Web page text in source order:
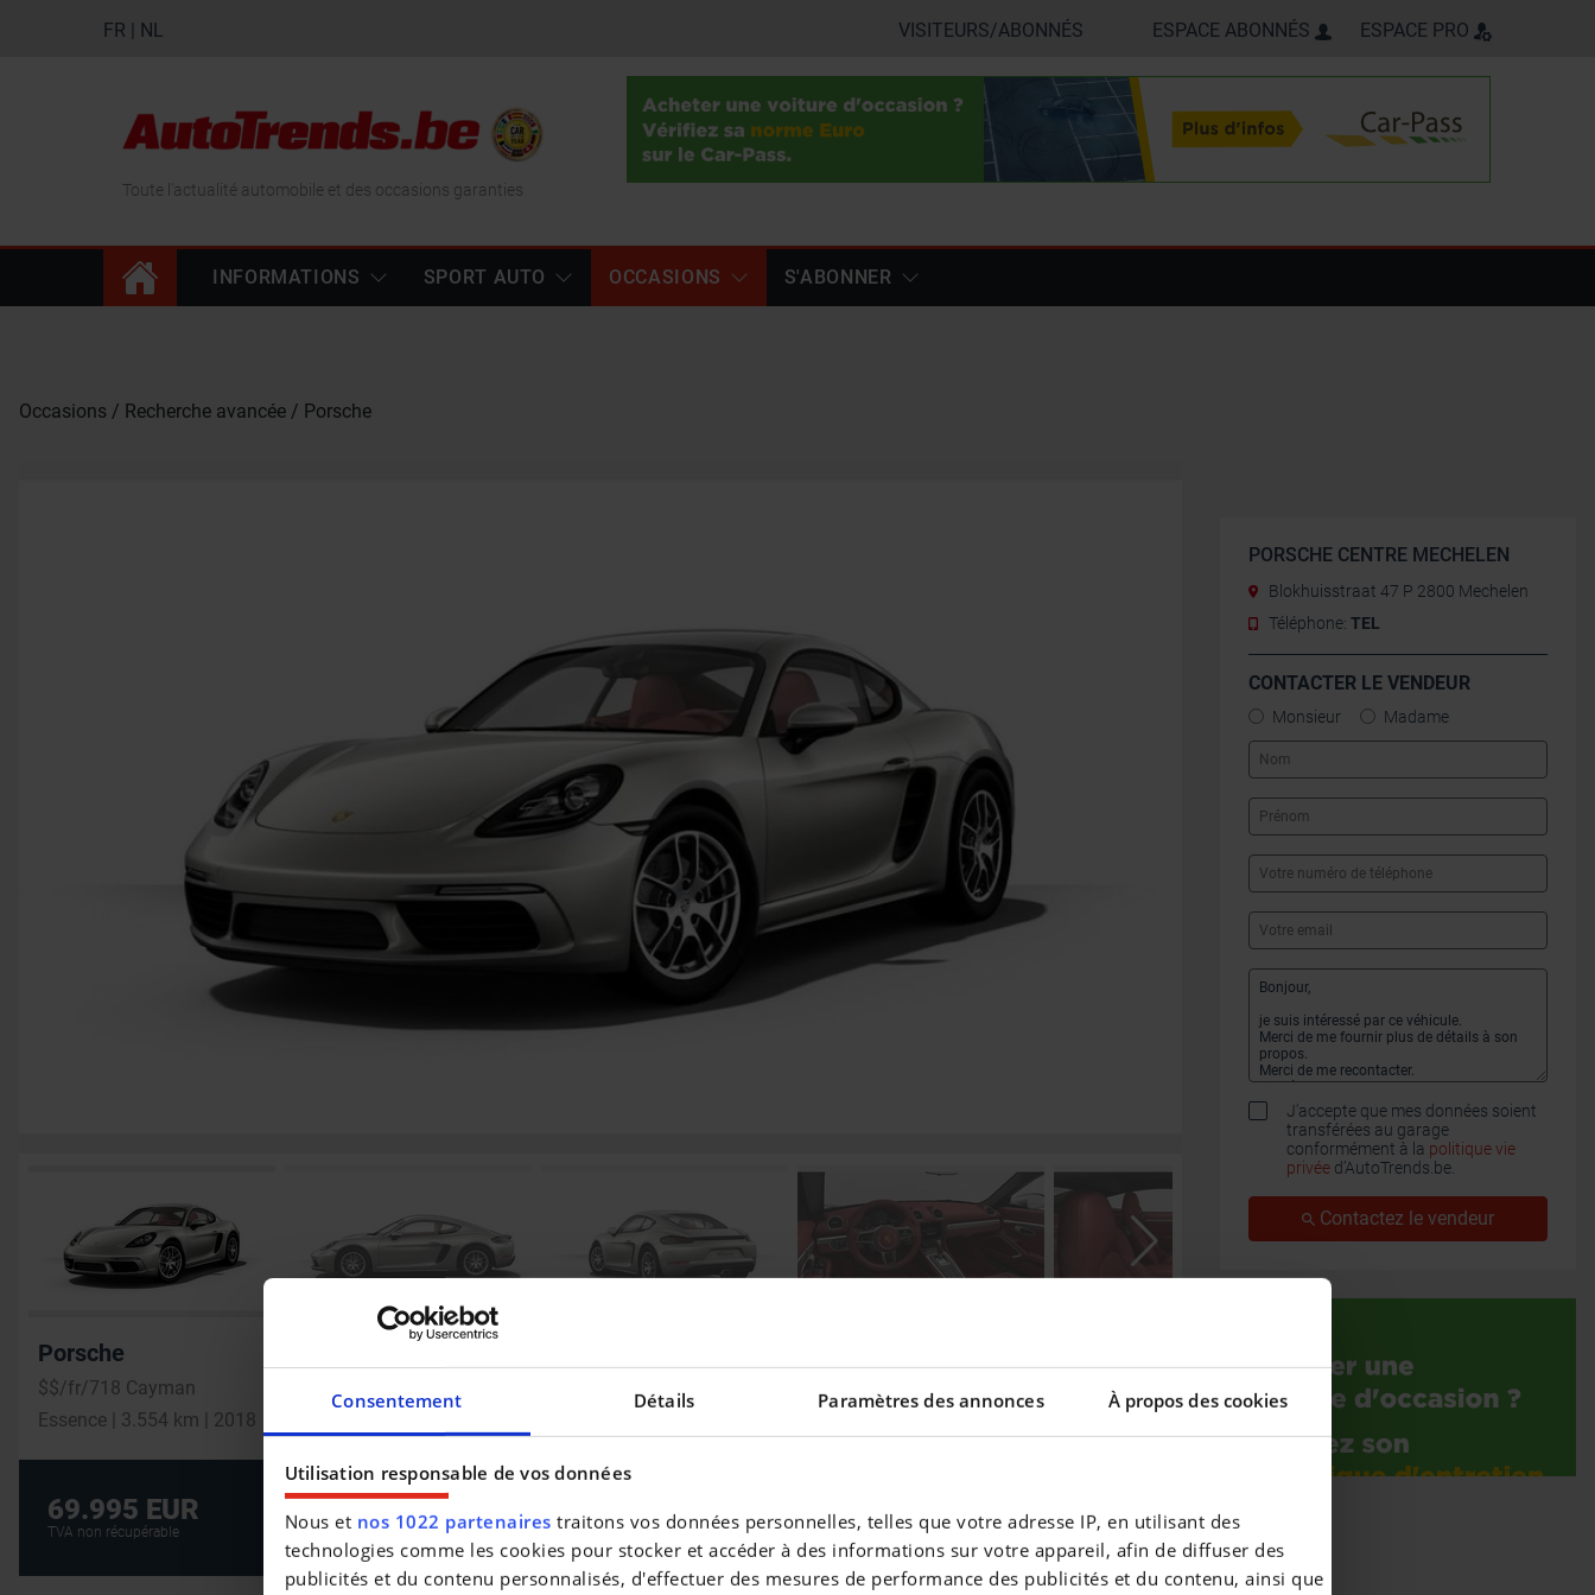
Consentement Détails Paramètres des annonces À propos des cookies
Utilisation responsable de vos données
Nous et nos 1022 partenaires traitons vos données personnelles, telles que votre adresse IP, en utilisant des
technologies comme les cookies pour stocker et accéder à des informations sur votre appareil, afin de diffuser des
publicités et du contenu personnalisés, d'effectuer des mesures de performance des publicités et du contenu, ainsi que
FR | NL VISITEURS/ABONNÉS ESPACE ABONNÉS ESPACE PRO
Toute l'actualité automobile et des occasions garanties
INFORMATIONS SPORT AUTO OCCASIONS S'ABONNER
Occasions Recherche avancée Porsche
Porsche
$$/fr/718 Cayman
Essence | 3.554 km | 2018
69.995 EUR
TVA non récupérable
Crédit auto au meilleur taux !
CRÉDIT AUTO
PORSCHE CENTRE MECHELEN
Blokhuisstraat 47 P 2800 Mechelen
Téléphone: TEL
CONTACTER LE VENDEUR
Monsieur Madame
J'accepte que mes données soient
transférées au garage
conformément à la politique vie
privée d’AutoTrends.be.
Contactez le vendeur